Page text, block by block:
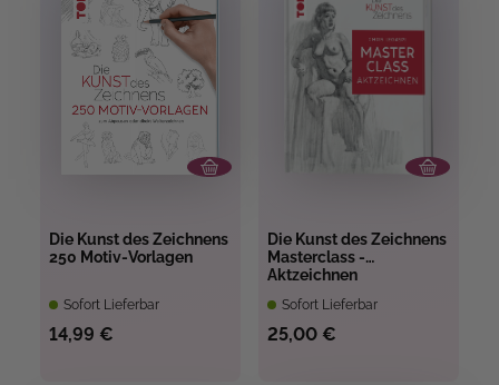
Die Kunst des Zeichnens
250 Motiv-Vorlagen
Sofort Lieferbar
14,99 €
Die Kunst des Zeichnens
Masterclass -
Aktzeichnen
Sofort Lieferbar
25,00 €